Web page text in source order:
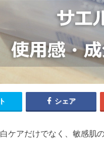
シェア
ケアだけでなく、敏感肌